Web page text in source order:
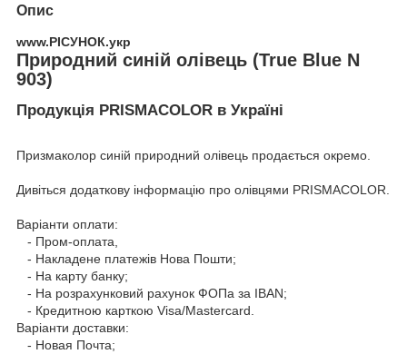
Опис
www.РІСУНОК.укр
Природний синій олівець (True Blue N
903)
Продукція PRISMACOLOR в Україні
Призмаколор синій природний олівець продається окремо.
Дивіться додаткову інформацію про олівцями PRISMACOLOR.
Варіанти оплати:
- Пром-оплата,
- Накладене платежів Нова Пошти;
- На карту банку;
- На розрахунковий рахунок ФОПа за IBAN;
- Кредитною карткою Visa/Mastercard.
Варіанти доставки:
- Новая Почта;